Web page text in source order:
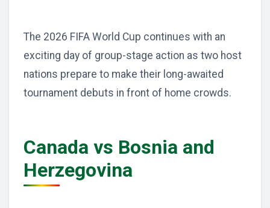
The 2026 FIFA World Cup continues with an
exciting day of group-stage action as two host
nations prepare to make their long-awaited
tournament debuts in front of home crowds.
Canada vs Bosnia and
Herzegovina